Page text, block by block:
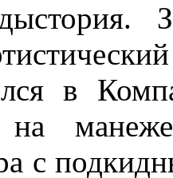
в
на
с